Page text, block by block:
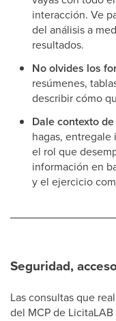
interacción. Ve
del análisis a
resultados.
No olvides los
resúmenes,
describir cómo
Dale contexto
hagas,
el rol que
información en
y el ejercicio
Seguridad,
Las consultas que
del MCP de LicitaLAB